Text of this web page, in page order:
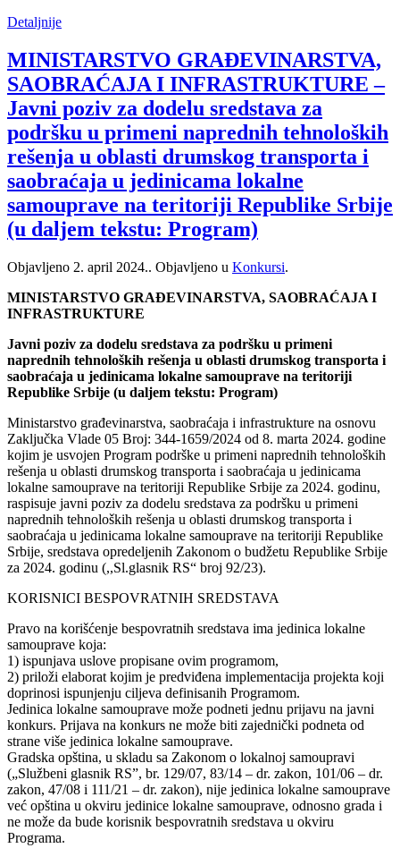
Detaljnije
MINISTARSTVO GRAĐEVINARSTVA,
SAOBRAĆAJA I INFRASTRUKTURE –
Javni poziv za dodelu sredstava za
podršku u primeni naprednih tehnoloških
rešenja u oblasti drumskog transporta i
saobraćaja u jedinicama lokalne
samouprave na teritoriji Republike Srbije
(u daljem tekstu: Program)
Objavljeno 2. april 2024.. Objavljeno u Konkursi.
MINISTARSTVO GRAĐEVINARSTVA, SAOBRAĆAJA I
INFRASTRUKTURE
Javni poziv za dodelu sredstava za podršku u primeni
naprednih tehnoloških rešenja u oblasti drumskog transporta i
saobraćaja u jedinicama lokalne samouprave na teritoriji
Republike Srbije (u daljem tekstu: Program)
Ministarstvo građevinarstva, saobraćaja i infrastrukture na osnovu
Zaključka Vlade 05 Broj: 344-1659/2024 od 8. marta 2024. godine
kojim je usvojen Program podrške u primeni naprednih tehnoloških
rešenja u oblasti drumskog transporta i saobraćaja u jedinicama
lokalne samouprave na teritoriji Republike Srbije za 2024. godinu,
raspisuje javni poziv za dodelu sredstava za podršku u primeni
naprednih tehnoloških rešenja u oblasti drumskog transporta i
saobraćaja u jedinicama lokalne samouprave na teritoriji Republike
Srbije, sredstava opredeljenih Zakonom o budžetu Republike Srbije
za 2024. godinu (,,Sl.glasnik RS“ broj 92/23).
KORISNICI BESPOVRATNIH SREDSTAVA
Pravo na korišćenje bespovratnih sredstava ima jedinica lokalne
samouprave koja:
1) ispunjava uslove propisane ovim programom,
2) priloži elaborat kojim je predviđena implementacija projekta koji
doprinosi ispunjenju ciljeva definisanih Programom.
Jedinica lokalne samouprave može podneti jednu prijavu na javni
konkurs. Prijava na konkurs ne može biti zajednički podneta od
strane više jedinica lokalne samouprave.
Gradska opština, u skladu sa Zakonom o lokalnoj samoupravi
(„Službeni glasnik RS”, br. 129/07, 83/14 – dr. zakon, 101/06 – dr.
zakon, 47/08 i 111/21 – dr. zakon), nije jedinica lokalne samouprave
već opština u okviru jedinice lokalne samouprave, odnosno grada i
ne može da bude korisnik bespovratnih sredstava u okviru
Programa.